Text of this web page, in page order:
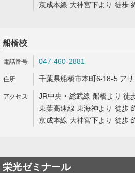
京成本線 大神宮下より 徒歩
船橋校
047-460-2881
千葉県船橋市本町6-18-5 ア
JR中央・総武線 船橋より 徒
東葉高速線 東海神より 徒歩
京成本線 大神宮下より 徒歩
栄光ゼミナール